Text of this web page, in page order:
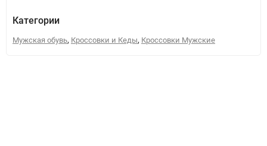
Категории
Мужская обувь, Кроссовки и Кеды, Кроссовки Мужские